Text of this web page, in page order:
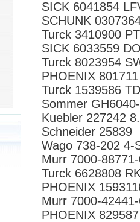
SICK 6041854
SCHUNK
Turck 3410900
SICK 6033559
Turck 8023954
PHOENIX 801711
Turck 1539586
Sommer
Kuebler 227242
Schneider 25839
Wago 738-202 4-
Murr 7000-
Turck 6628808
PHOENIX
Murr 7000-
PHOENIX 829587